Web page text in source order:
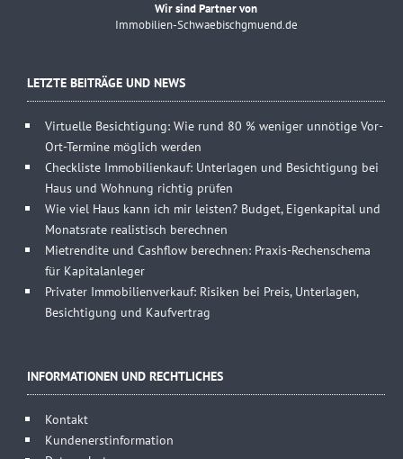
Wir sind Partner von
Immobilien-Schwaebischgmuend.de
LETZTE BEITRÄGE UND NEWS
Virtuelle Besichtigung: Wie rund 80 % weniger unnötige Vor-
Ort-Termine möglich werden
Checkliste Immobilienkauf: Unterlagen und Besichtigung bei
Haus und Wohnung richtig prüfen
Wie viel Haus kann ich mir leisten? Budget, Eigenkapital und
Monatsrate realistisch berechnen
Mietrendite und Cashflow berechnen: Praxis-Rechenschema
für Kapitalanleger
Privater Immobilienverkauf: Risiken bei Preis, Unterlagen,
Besichtigung und Kaufvertrag
INFORMATIONEN UND RECHTLICHES
Kontakt
Kundenerstinformation